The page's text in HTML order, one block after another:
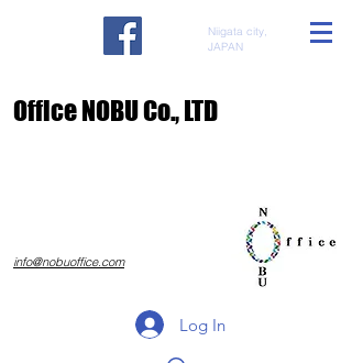
Niigata city,
JAPAN
​Office NOBU Co., LTD
​info@nobuoffice.com
Log In